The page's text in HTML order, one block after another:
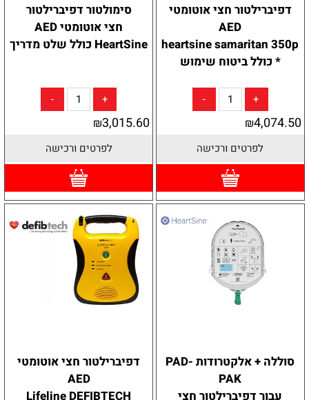
דפיברילטור חצי אוטומטי
AED
heartsine samaritan 350p
* כולל ביטוח שימוש
₪4,074.50
לפרטים ורכישה
סימולטור דפיברילטור
חצי אוטומטי AED
HeartSine כולל שלט מדריך
₪3,015.60
לפרטים ורכישה
סוללה + אלקטרודות PAD-
PAK
עבור דפיברילטור חצי
דפיברילטור חצי אוטומטי
AED
Lifeline DEFIBTECH